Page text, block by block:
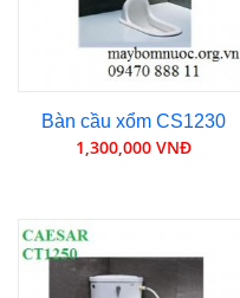
Bàn cầu xổm CS1230
1,300,000 VNĐ